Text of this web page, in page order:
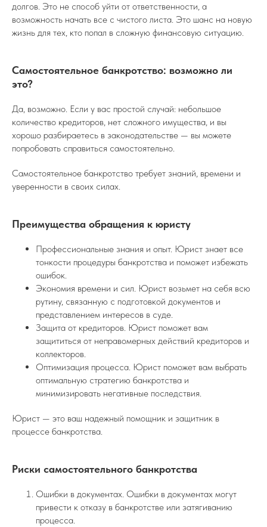
долгов. Это не способ уйти от ответственности, а
возможность начать все с чистого листа. Это шанс на новую
жизнь для тех, кто попал в сложную финансовую ситуацию.
Самостоятельное банкротство: возможно ли
это?
Да, возможно. Если у вас простой случай: небольшое
количество кредиторов, нет сложного имущества, и вы
хорошо разбираетесь в законодательстве — вы можете
попробовать справиться самостоятельно.
Самостоятельное банкротство требует знаний, времени и
уверенности в своих силах.
Преимущества обращения к юристу
Профессиональные знания и опыт. Юрист знает все
тонкости процедуры банкротства и поможет избежать
ошибок.
Экономия времени и сил. Юрист возьмет на себя всю
рутину, связанную с подготовкой документов и
представлением интересов в суде.
Защита от кредиторов. Юрист поможет вам
защититься от неправомерных действий кредиторов и
коллекторов.
Оптимизация процесса. Юрист поможет вам выбрать
оптимальную стратегию банкротства и
минимизировать негативные последствия.
Юрист — это ваш надежный помощник и защитник в
процессе банкротства.
Риски самостоятельного банкротства
Ошибки в документах. Ошибки в документах могут
привести к отказу в банкротстве или затягиванию
процесса.